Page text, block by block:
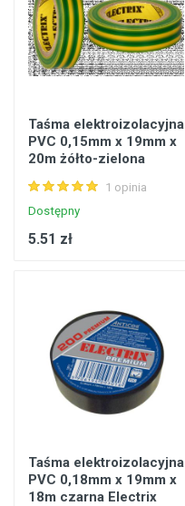
Taśma elektroizolacyjna
PVC 0,15mm x 19mm x
20m żółto-zielona
1 opinia
Dostępny
5.51 zł
Taśma elektroizolacyjna
PVC 0,18mm x 19mm x
18m czarna Electrix